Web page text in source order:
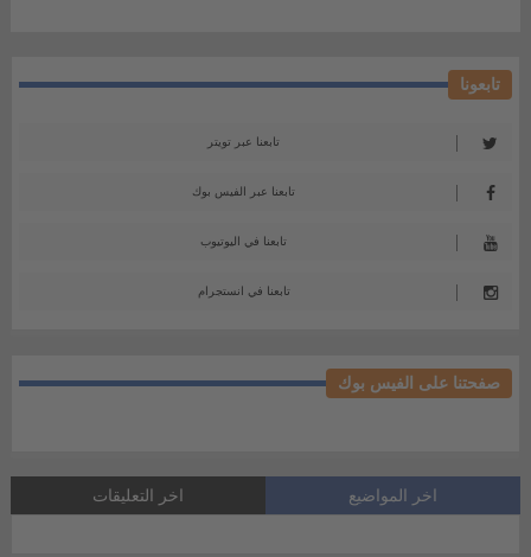
تابعونا
تابعنا عبر تويتر
تابعنا عبر الفيس بوك
تابعنا في اليوتيوب
تابعنا في انستجرام
صفحتنا على الفيس بوك
اخر المواضيع اخر التعليقات